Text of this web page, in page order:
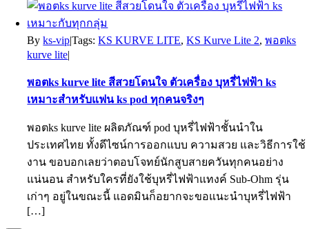
Byks-vip|Tags:KS KURVE LITE,KS Kurve Lite 2,พอตks
kurve lite|
พอตks kurve lite สีสวยโดนใจ ตัวเครื่อง บุหรี่ไฟฟ้า ks
เหมาะสำหรับแฟน ks pod ทุกคนจริงๆ
พอตks kurve lite ผลิตภัณฑ์ pod บุหรี่ไฟฟ้าชั้นนำใน
ประเทศไทย ทั้งดีไซน์การออกแบบ ความสวย และวิธีการใช้
งาน ขอบอกเลยว่าตอบโจทย์นักสูบสายควันทุกคนอย่าง
แน่นอน สำหรับใครที่ยังใช้บุหรี่ไฟฟ้าแทงค์ Sub-Ohm รุ่น
เก่าๆ อยู่ในขณะนี้ แอดมินก็อยากจะขอแนะนำบุหรี่ไฟฟ้า
[…]